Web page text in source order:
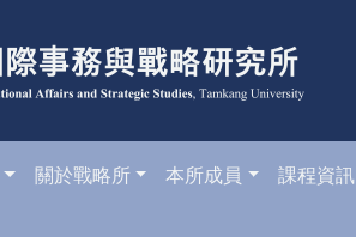
關於戰略所 本所成員 課程資訊